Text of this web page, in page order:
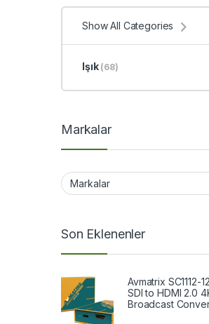
Show All Categories
Işık (68)
Markalar
Son Eklenenler
Avmatrix SC1112-
SDI to HDMI 2.0
Broadcast